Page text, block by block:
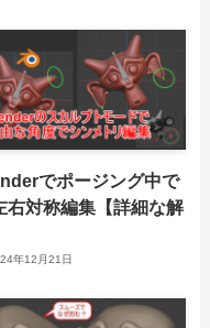
でポージング中で
右対称編集【詳細な解
年12月21日